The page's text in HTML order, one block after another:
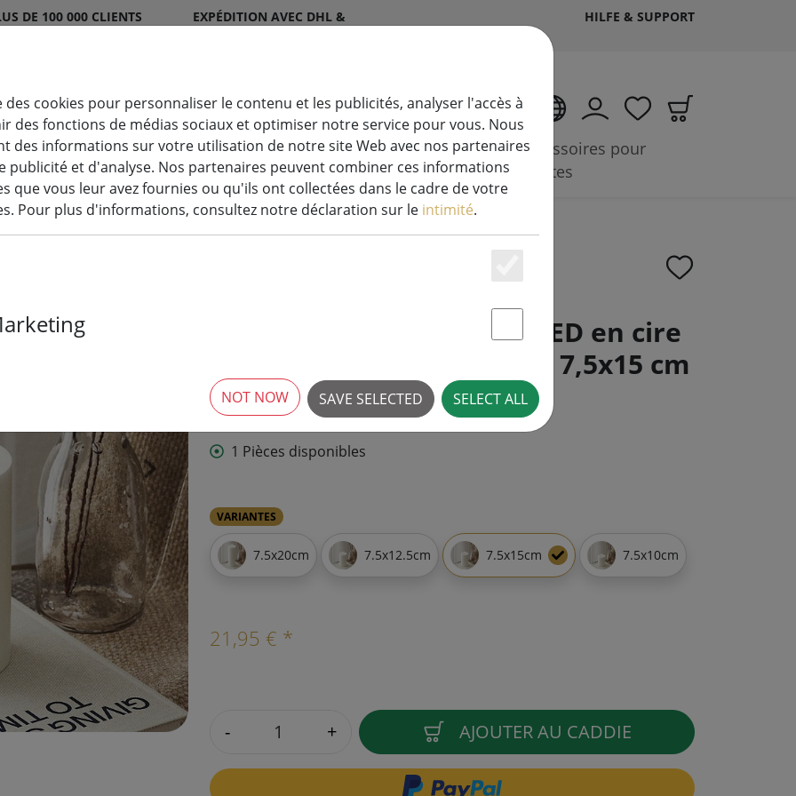
DE 100 000 CLIENTS
EXPÉDITION AVEC DHL &
HILFE & SUPPORT
FR
Bougies
LED
Système
LK
Accessoires &
piles
Accessoires pour
plantes
Deluxe Homeart Bougie LED en cire
véritable télécommandée 7,5x15 cm
blanche
›
1 Pièces disponibles
VARIANTES
7.5x20cm 7.5x12.5cm 7.5x15cm 7.5x10cm
21,95 € *
- + AJOUTER AU CADDIE
cookies pour personnaliser le contenu et les publicités, analyser l'accès à
des fonctions de médias sociaux et optimiser notre service pour vous. Nous
des informations sur votre utilisation de notre site Web avec nos partenaires
publicité et d'analyse. Nos partenaires peuvent combiner ces informations
que vous leur avez fournies ou qu'ils ont collectées dans le cadre de votre
Pour plus d'informations, consultez notre déclaration sur le intimité.
Statstik & Marketing
SAVE SELECTED SELECT ALL
NOT NOW